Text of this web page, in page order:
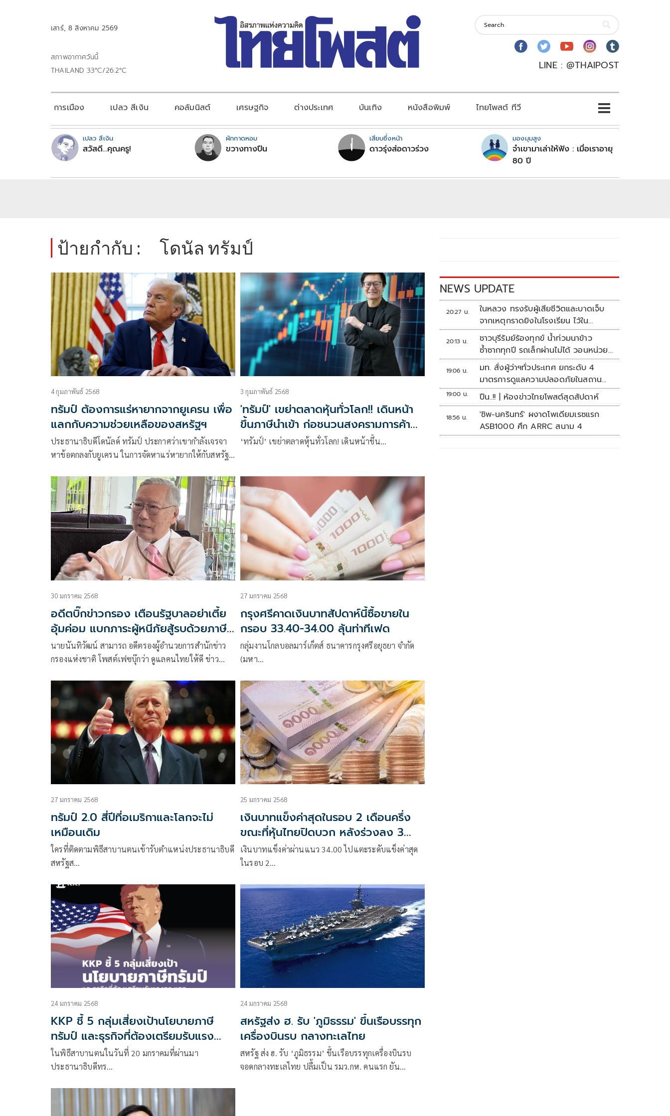
เสาร์, 8 สิงหาคม 2569
สภาพอากาศวันนี้
THAILAND 33°C/26.2°C
LINE : @THAIPOST
การเมือง เปลว สีเงิน คอลัมนิสต์ เศรษฐกิจ ต่างประเทศ บันเทิง หนังสือพิมพ์ ไทยโพสต์ ทีวี
เปลว สีเงิน
สวัสดี...คุณครู!
ผักกาดหอม
ขวางทางปืน
เสียบซึ่งหน้า
ดาวรุ่งส่อดาวร่วง
มองมุมสูง
จำเขามาเล่าให้ฟัง : เมื่อเราอายุ
80 ปี
ป้ายกำกับ : โดนัล ทรัมป์
4 กุมภาพันธ์ 2568
ทรัมป์ ต้องการแร่หายากจากยูเครน เพื่อ
แลกกับความช่วยเหลือของสหรัฐฯ
ประธานาธิบดีโดนัลด์ ทรัมป์ ประกาศว่าเขากำลังเจรจา
หาข้อตกลงกับยูเครน ในการจัดหาแร่หายากให้กับสหรัฐฯ
3 กุมภาพันธ์ 2568
'ทรัมป์' เขย่าตลาดหุ้นทั่วโลก!! เดินหน้า
ขึ้นภาษีนำเข้า ก่อชนวนสงครามการค้า
หุ้นไทยเดือนก.พ. ผันผวน
‘ทรัมป์’ เขย่าตลาดหุ้นทั่วโลก! เดินหน้าขึ้น…
30 มกราคม 2568
อดีตบิ๊กข่าวกรอง เตือนรัฐบาลอย่าเตี้ย
อุ้มค่อม แบกภาระผู้หนีภัยสู้รบด้วยภาษี
คนไทย
นายนันทิวัฒน์ สามารถ อดีตรองผู้อำนวยการสำนักข่าว
กรองแห่งชาติ โพสต์เฟซบุ๊กว่า ดูแลคนไทยให้ดี ข่าว
แนวชายแดนตะวันตก
27 มกราคม 2568
กรุงศรีคาดเงินบาทสัปดาห์นี้ซื้อขายใน
กรอบ 33.40-34.00 ลุ้นท่าทีเฟด
กลุ่มงานโกลบอลมาร์เก็ตส์ ธนาคารกรุงศรีอยุธยา จำกัด
(มหา…
27 มกราคม 2568
ทรัมป์ 2.0 สี่ปีที่อเมริกาและโลกจะไม่
เหมือนเดิม
ใครที่ติดตามพิธีสาบานตนเข้ารับตำแหน่งประธานาธิบดี
สหรัฐส…
25 มกราคม 2568
เงินบาทแข็งค่าสุดในรอบ 2 เดือนครึ่ง
ขณะที่หุ้นไทยปิดบวก หลังร่วงลง 3
สัปดาห์ติดต่อกัน
เงินบาทแข็งค่าผ่านแนว 34.00 ไปแตะระดับแข็งค่าสุด
ในรอบ 2…
24 มกราคม 2568
KKP ชี้ 5 กลุ่มเสี่ยงเป้านโยบายภาษี
ทรัมป์ และธุรกิจที่ต้องเตรียมรับแรง
กระแทก
ในพิธีสาบานตนในวันที่ 20 มกราคมที่ผ่านมา
ประธานาธิบดีทร…
24 มกราคม 2568
สหรัฐส่ง ฮ. รับ 'ภูมิธรรม' ขึ้นเรือบรรทุก
เครื่องบินรบ กลางทะเลไทย
สหรัฐ ส่ง ฮ. รับ ‘ภูมิธรรม’ ขึ้นเรือบรรทุกเครื่องบินรบ
จอดกลางทะเลไทย ปลื้มเป็น รมว.กห. คนแรก ยัน
NEWS UPDATE
20:27 น.
ในหลวง ทรงรับผู้เสียชีวิตและบาดเจ็บ
จากเหตุกราดยิงในโรงเรียน ไว้ใน
พระบรมราชานุเคราะห์
20:13 น.
ชาวบุรีรัมย์ร้องทุกข์ น้ำท่วมนาข้าว
ซ้ำซากทุกปี รถเล็กผ่านไม่ได้ วอนหน่วย
งานเร่งแก้ไข
19:06 น.
มท. สั่งผู้ว่าฯทั่วประเทศ ยกระดับ 4
มาตรการดูแลความปลอดภัยในสถาน
ศึกษา
19:00 น. ปืน..!! | ห้องข่าวไทยโพสต์สุดสัปดาห์
18:56 น.
'ชิพ-นครินทร์' ผงาดโพเดียมเรซแรก
ASB1000 ศึก ARRC สนาม 4